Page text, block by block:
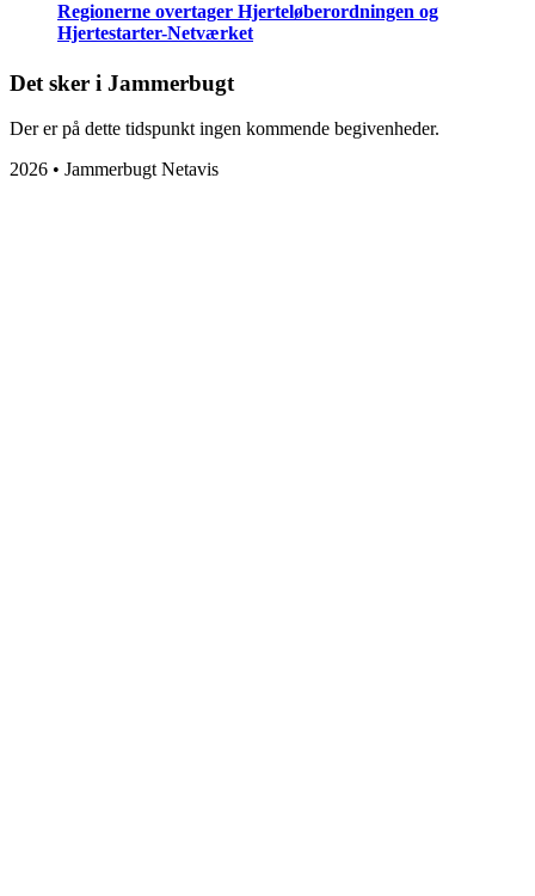
Regionerne overtager Hjerteløberordningen og
Hjertestarter-Netværket
Det sker i Jammerbugt
Der er på dette tidspunkt ingen kommende begivenheder.
2026 • Jammerbugt Netavis